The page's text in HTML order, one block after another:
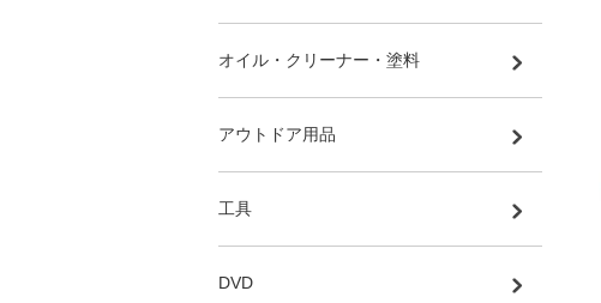
オイル・クリーナー・塗料
アウトドア用品
工具
DVD